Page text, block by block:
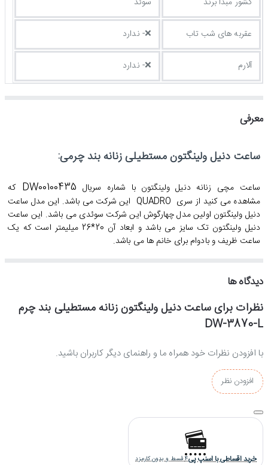
عقربه های شب تاب ❌- ندارد
آلارم ❌- ندارد
معرفی
ساعت دنیل ولینگتون مستطیلی زنانه بند چرمی:
ساعت مچی زنانه دنیل ولینگتون با شماره سریال DW00100435 که
مشاهده می کنید از سری QUADRO این شرکت می باشد. این مدل ساعت
دنیل ولینگتون اولین مدل چهارگوش این شرکت سوئدی می باشد. این ساعت
دنیل ولینگتون تک سایز می باشد و ابعاد آن 20*26 میلیمتر است که یک
ساعت ظریف و بادوام برای خانم ها می باشد.
همچنین به عنوان یک ساعت روزمره بادوام قابل استفاده است
برای مشاهده سایر رنگهای این مدل اینجا کلیک کنید.
چیست ؟
جنس بدنه و قفل اینساعت دنیل ولینگتون زنانه
ساخته شده و بخاطر آبکاری قوی و با ثباتی که بروی ساعت انجام شده، کاملا
رنگ ثابتی دارد. همچنین جنس بند آن از چرم ساخته شده است.
دیدگاه ها
نظرات برای ساعت دنیل ولینگتون زنانه مستطیلی بند چرم
DW-3870-L
با افزودن نظرات خود همراه ما و راهنمای دیگر کاربران باشید.
افزودن نظر
خرید اقساطی با اسنپ پی4 قسط و بدون کارمزد